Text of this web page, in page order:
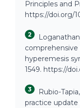
Principles and
https://doi.org/
2
hyperemesis
1549. https://
3
Rubio-
practice